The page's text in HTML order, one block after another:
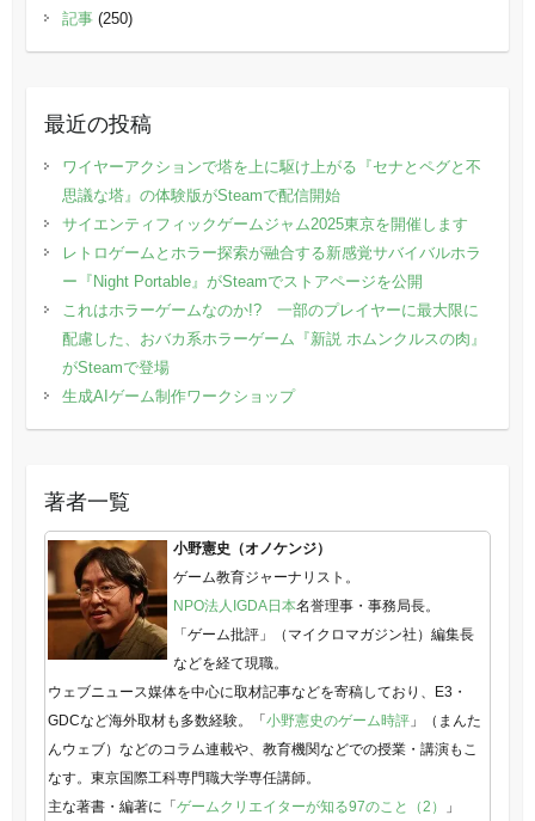
記事(250)
最近の投稿
ワイヤーアクションで塔を上に駆け上がる『セナとペグと不
思議な塔』の体験版がSteamで配信開始
サイエンティフィックゲームジャム2025東京を開催します
レトロゲームとホラー探索が融合する新感覚サバイバルホラ
ー『Night Portable』がSteamでストアページを公開
これはホラーゲームなのか!? 一部のプレイヤーに最大限に
配慮した、おバカ系ホラーゲーム『新説 ホムンクルスの肉』
がSteamで登場
生成AIゲーム制作ワークショップ
著者一覧
小野憲史（オノケンジ）
ゲーム教育ジャーナリスト。
NPO法人IGDA日本名誉理事・事務局長。
「ゲーム批評」（マイクロマガジン社）編集長
などを経て現職。
ウェブニュース媒体を中心に取材記事などを寄稿しており、E3・
GDCなど海外取材も多数経験。「小野憲史のゲーム時評」（まんた
んウェブ）などのコラム連載や、教育機関などでの授業・講演もこ
なす。東京国際工科専門職大学専任講師。
主な著書・編著に「ゲームクリエイターが知る97のこと（2）
」